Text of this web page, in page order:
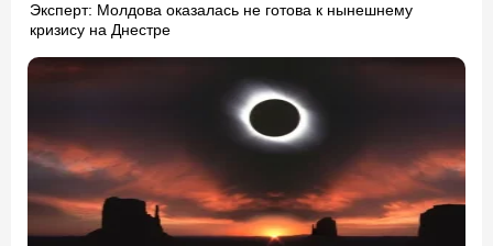
Эксперт: Молдова оказалась не готова к нынешнему
кризису на Днестре